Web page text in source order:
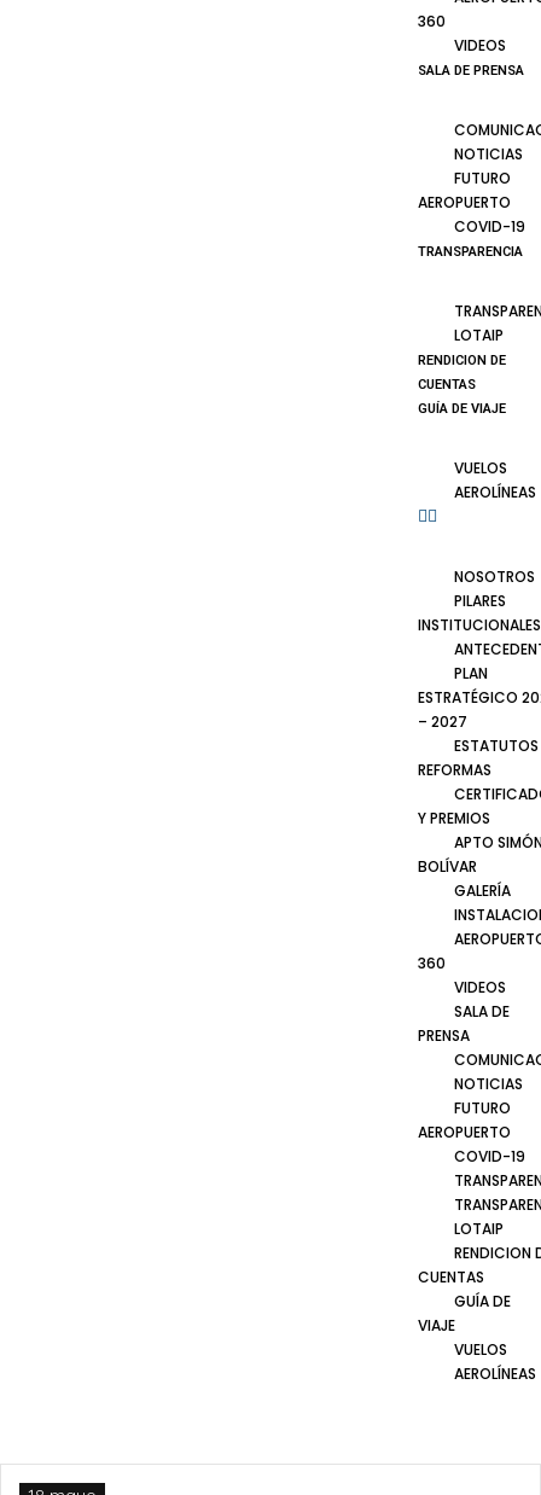
360
VIDEOS
SALA DE PRENSA
NOTICIAS
FUTURO
AEROPUERTO
COVID-19
TRANSPARENCIA
LOTAIP
RENDICION DE
CUENTAS
GUÍA DE VIAJE
VUELOS
AEROLÍNEAS
NOSOTROS
PILARES
INSTITUCIONALES
PLAN
ESTRATÉGICO
– 2027
ESTATUTOS
REFORMAS
Y PREMIOS
APTO
BOLÍVAR
GALERÍA
360
VIDEOS
SALA DE
PRENSA
NOTICIAS
FUTURO
AEROPUERTO
COVID-19
LOTAIP
RENDICION
CUENTAS
GUÍA DE
VIAJE
VUELOS
AEROLÍNEAS